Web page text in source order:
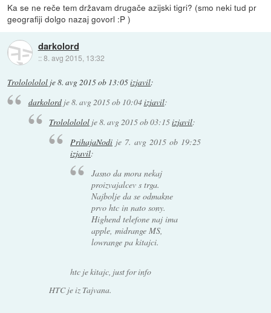
Ka se ne reče tem državam drugače azijski tigri? (smo neki tud pr
geografiji dolgo nazaj govorl :P )
darkolord
::8. avg 2015, 13:32
Trololololol je8. avg 2015 ob 13:05izjavil:
darkolordje8. avg 2015 ob 10:04izjavil:
Trololololol je8. avg 2015 ob 03:15izjavil:
PrihajaNodije 7. avg 2015 ob 19:25
izjavil:
Jasno da mora nekaj
proizvajalcev s trga.
Najbolje da se odmakne
prvo htc in nato sony.
Highend telefone naj ima
apple, midrange MS,
lowrange pa kitajci.
htc je kitajc, just for info
HTC je iz Tajvana.